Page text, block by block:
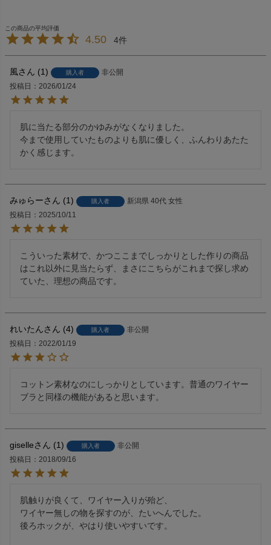
4.50 4
風 1 購入者
非公開
投稿日
2026/01/24
肌に当たる部分のかゆみがなくなりました。
今まで使用していたものよりも肌に優しく、ふんわりあたた
かく感じます。
みゅらー 1 購入者 新潟県 40代 女性
投稿日
2025/10/11
こういった素材で、かつここまでしっかりとした作りの商品
はこれ以外に見当たらず、まさにこちらがこれまで探し求め
ていた、理想の商品です。
れいたん 4 購入者
非公開
投稿日
2022/01/19
コットン素材なのにしっかりとしています。普通のワイヤー
ブラと同様の機能があると思います。
giselle 1 購入者
非公開
投稿日
2018/09/16
肌触りが良くて、ワイヤー入りが殆ど、
ワイヤー無しの物を探すのが、たいへんでした。
後ろホックが、やはり使いやすいです。